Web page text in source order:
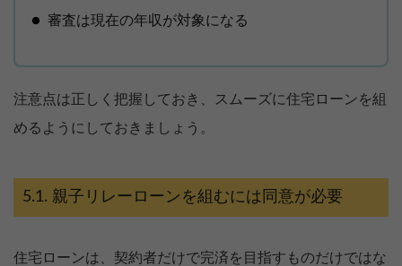
審査は現在の年収が対象になる
注意点は正しく把握しておき、スムーズに住宅ローンを組
めるようにしておきましょう。
親子リレーローンを組むには同意が必要
住宅ローンは、契約者だけで完済を目指すものだけではな